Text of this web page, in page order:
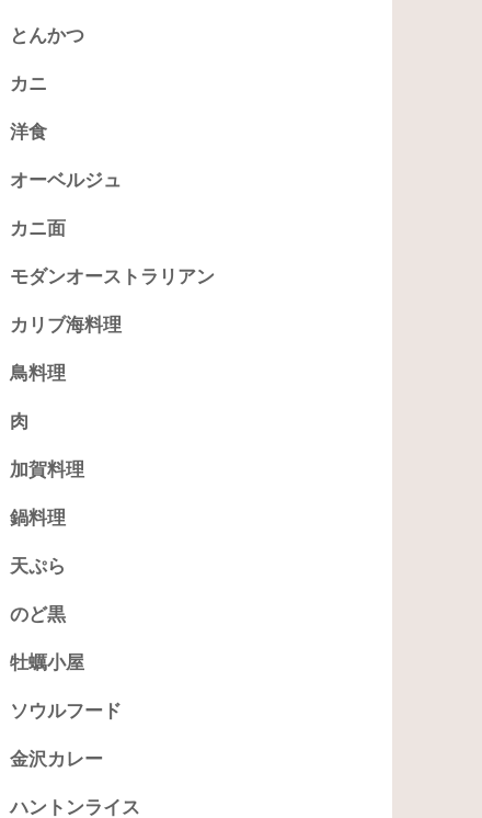
とんかつ
カニ
洋食
オーベルジュ
カニ面
モダンオーストラリアン
カリブ海料理
鳥料理
肉
加賀料理
鍋料理
天ぷら
のど黒
牡蠣小屋
ソウルフード
金沢カレー
ハントンライス